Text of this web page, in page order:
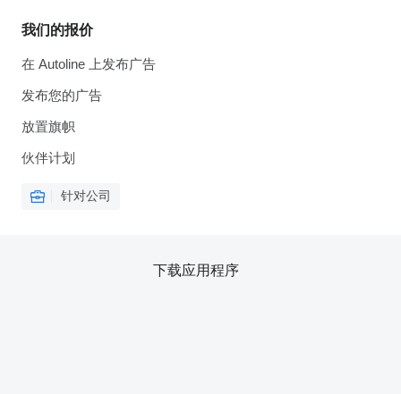
我们的报价
在 Autoline 上发布广告
发布您的广告
放置旗帜
伙伴计划
针对公司
下载应用程序